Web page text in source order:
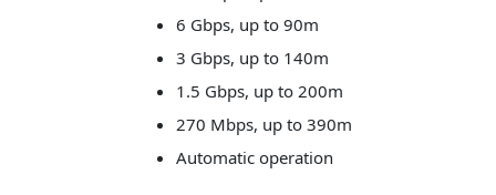
6 Gbps, up to 90m
3 Gbps, up to 140m
1.5 Gbps, up to 200m
270 Mbps, up to 390m
Automatic operation